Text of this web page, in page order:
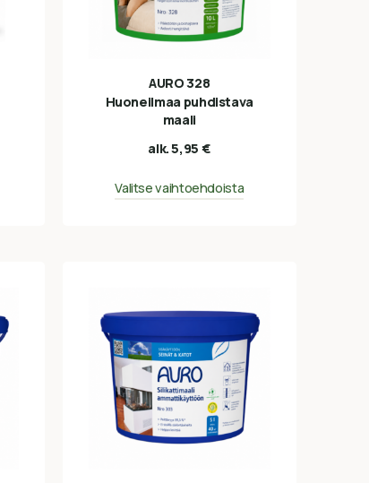
AURO 328
Huoneilmaa puhdistava
maali
alk.5,95 €
Valitse vaihtoehdoista